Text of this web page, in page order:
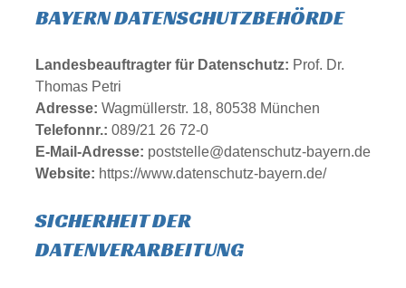
BAYERN DATENSCHUTZBEHÖRDE
Landesbeauftragter für Datenschutz: Prof. Dr.
Thomas Petri
Adresse: Wagmüllerstr. 18, 80538 München
Telefonnr.: 089/21 26 72-0
E-Mail-Adresse: poststelle@datenschutz-bayern.de
Website: https://www.datenschutz-bayern.de/
SICHERHEIT DER
DATENVERARBEITUNG